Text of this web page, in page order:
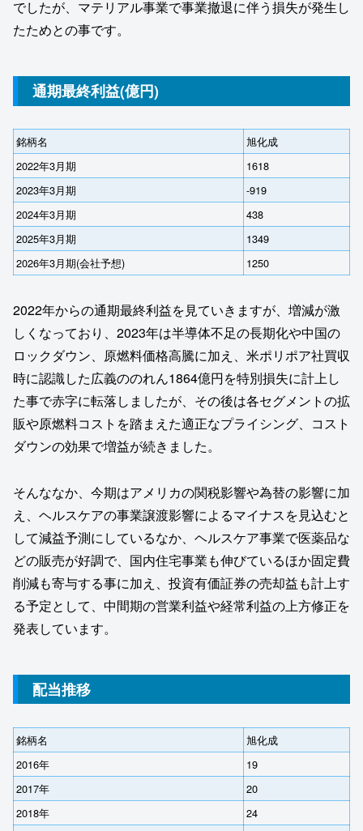
でしたが、マテリアル事業で事業撤退に伴う損失が発生し
たためとの事です。
通期最終利益(億円)
銘柄名
旭化成
2022年3月期
1618
2023年3月期
-919
2024年3月期
438
2025年3月期
1349
2026年3月期(会社予想)
1250
2022年からの通期最終利益を見ていきますが、増減が激
しくなっており、2023年は半導体不足の長期化や中国の
ロックダウン、原燃料価格高騰に加え、米ポリポア社買収
時に認識した広義ののれん1864億円を特別損失に計上し
た事で赤字に転落しましたが、その後は各セグメントの拡
販や原燃料コストを踏まえた適正なプライシング、コスト
ダウンの効果で増益が続きました。
そんななか、今期はアメリカの関税影響や為替の影響に加
え、ヘルスケアの事業譲渡影響によるマイナスを見込むと
して減益予測にしているなか、ヘルスケア事業で医薬品な
どの販売が好調で、国内住宅事業も伸びているほか固定費
削減も寄与する事に加え、投資有価証券の売却益も計上す
る予定として、中間期の営業利益や経常利益の上方修正を
発表しています。
配当推移
銘柄名
旭化成
2016年
19
2017年
20
2018年
24